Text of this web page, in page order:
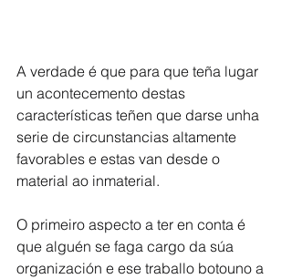
A verdade é que para que teña lugar
un acontecemento destas
características teñen que darse unha
serie de circunstancias altamente
favorables e estas van desde o
material ao inmaterial.
O primeiro aspecto a ter en conta é
que alguén se faga cargo da súa
organización e ese traballo botouno a